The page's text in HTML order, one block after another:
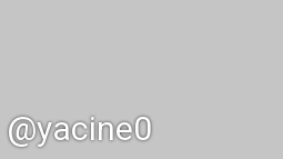
@yacine0